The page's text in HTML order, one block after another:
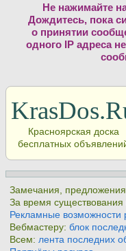
Не нажимайте
Дождитесь, пока
о принятии
одного IP адреса
Красноярская доска
бесплатных
Замечания,
За время
Рекламные возможности
Вебмастеру:блок
Всем:лента последних